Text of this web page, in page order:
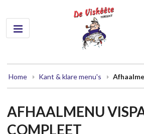
Home Kant & klare menu's
AFHAALMENU
COMPLEET